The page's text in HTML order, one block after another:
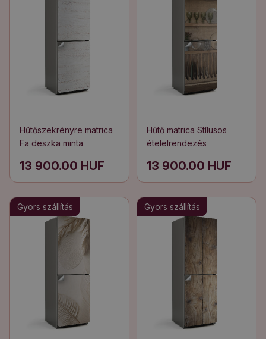
Hűtőszekrényre matrica
Fa deszka minta
13 900.00 HUF
Hűtő matrica Stílusos
ételelrendezés
13 900.00 HUF
Gyors szállítás Gyors szállítás